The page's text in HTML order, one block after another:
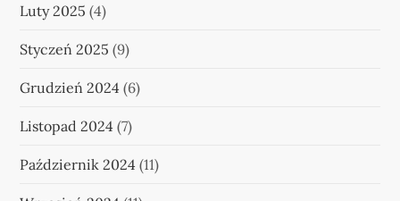
Luty 2025 (4)
Styczeń 2025 (9)
Grudzień 2024 (6)
Listopad 2024 (7)
Październik 2024 (11)